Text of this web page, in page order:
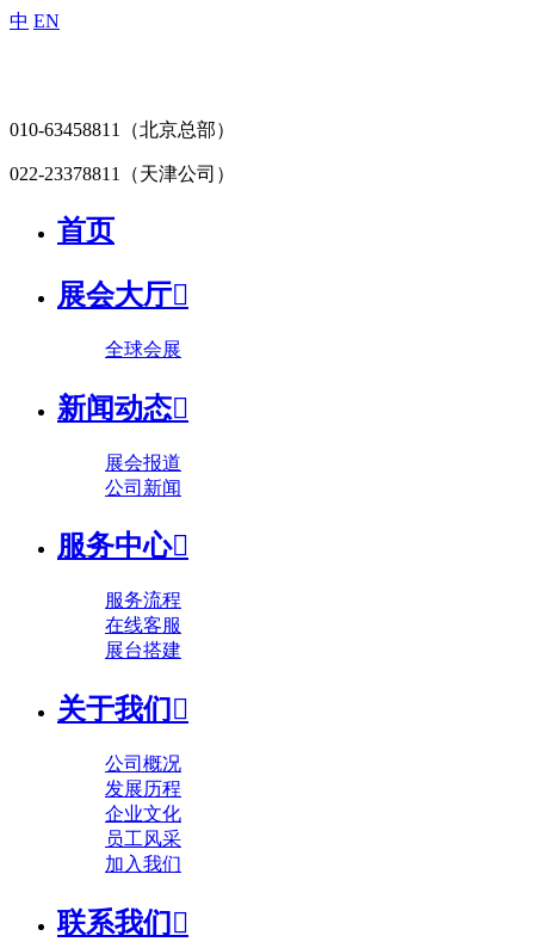
中 EN
010-63458811 （北京总部）
022-23378811 （天津公司）
首页
展会大厅
全球会展
新闻动态
展会报道
公司新闻
服务中心
服务流程
在线客服
展台搭建
关于我们 
公司概况
发展历程
企业文化
员工风采
加入我们
联系我们 